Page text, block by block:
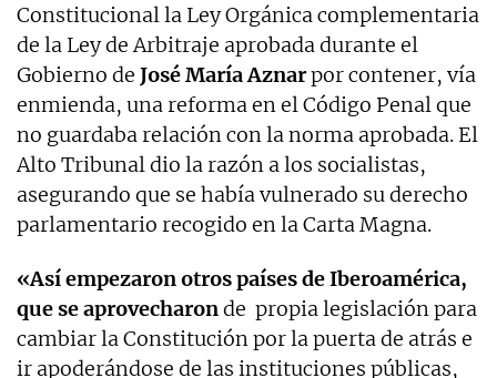
Constitucional la Ley Orgánica complementaria
de la Ley de Arbitraje aprobada durante el
Gobierno de José María Aznarpor contener, vía
enmienda, una reforma en el Código Penal que
no guardaba relación con la norma aprobada. El
Alto Tribunal dio la razón a los socialistas,
asegurando que se había vulnerado su derecho
parlamentario recogido en la Carta Magna.
«Así empezaron otros países de Iberoamérica,
que se aprovecharonde propia legislación para
cambiar la Constitución por la puerta de atrás e
ir apoderándose de las instituciones públicas,